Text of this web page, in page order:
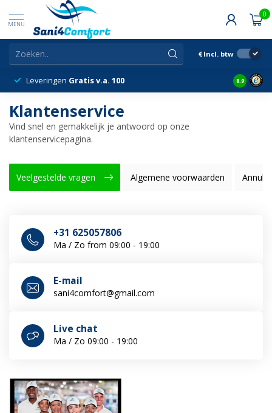
MENU
0
€ Incl. btw
100 8.9
Klantenservice
Vind snel en gemakkelijk je antwoord op onze
klantenservicepagina.
Veelgestelde vragen Algemene voorwaarden
+31 625057806
Ma / Zo from 09:00 - 19:00
E-mail
sani4comfort@gmail.com
Live chat
Ma / Zo 09:00 - 19:00